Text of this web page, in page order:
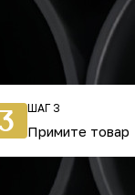
ШАГ 3
Примите товар